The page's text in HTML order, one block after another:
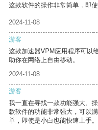
这款软件的操作非常简单，即
2024-11-08
游客
这款加速器VPM应用程序可以
助你在网络上自由移动。
2024-11-08
游客
我一直在寻找一款功能强大、
款软件的功能非常强大，可以
单，即使是小白也能快速上手。